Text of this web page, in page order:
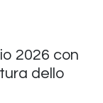
2026 con
dello